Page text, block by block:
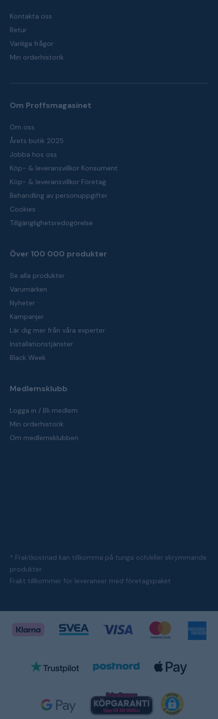
Kontakta oss
Retur
Vanliga frågor
Min orderhistorik
Om Proffsmagasinet
Om oss
Årets butik 2025
Jobba hos oss
Köp- & leveransvillkor Konsument
Köp- & leveransvillkor Företag
Behandling av personuppgifter
Cookies
Tillgänglighetsredogörelse
Över 100 000 produkter
Se alla produkter
Varumärken
Nyheter
Kampanjer
Lär dig mer från våra experter
Installationstjänster
Black Week
Medlemsklubb
Logga in / Bli medlem
Min orderhistorik
Om medlemsklubben
* Fraktkostnad kan tillkomma på tunga och/eller skrymmande
produkter
Frakt tillkommer för leveranser med företagspaket